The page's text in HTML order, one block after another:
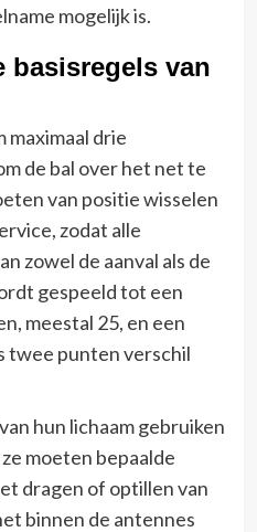
mogelijk is.
basisregels van
maximaal drie
de bal over het net te
van positie wisselen
zodat alle
zowel de aanval als de
gespeeld tot een
meestal 25, en een
twee punten verschil
hun lichaam gebruiken
moeten bepaalde
dragen of optillen van
binnen de antennes